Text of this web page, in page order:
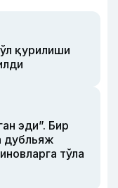
қурилиши
эди”. Бир
дубльяж
тўла